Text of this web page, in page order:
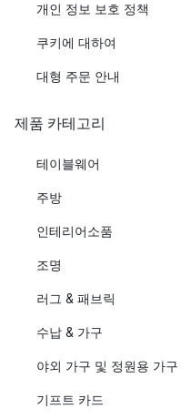
개인 정보 보호 정책
쿠키에 대하여
대형 주문 안내
제품 카테고리
테이블웨어
주방
인테리어소품
조명
러그 & 패브릭
수납 & 가구
야외 가구 및 정원용 가구
기프트 카드